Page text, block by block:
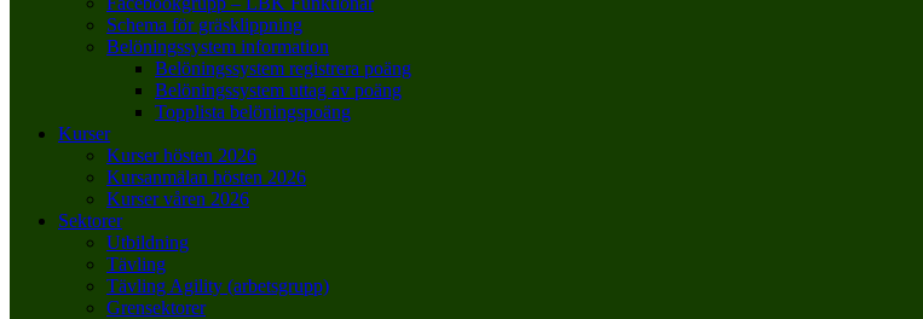
Schema för gräsklippning
Belöningssystem information
Belöningssystem registrera poäng
Belöningssystem uttag av poäng
Topplista belöningspoäng
Kurser
Kurser hösten 2026
Kursanmälan hösten 2026
Kurser våren 2026
Sektorer
Utbildning
Tävling
Tävling Agility (arbetsgrupp)
Grensektorer